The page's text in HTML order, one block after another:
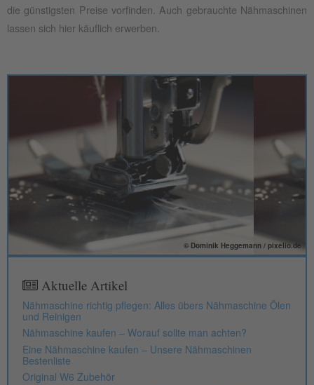
die günstigsten Preise vorfinden. Auch gebrauchte Nähmaschinen
lassen sich hier käuflich erwerben.
© Dominik Heggemann / pixelio.de
Aktuelle Artikel
Nähmaschine richtig pflegen: Alles übers Nähmaschine Ölen
und Reinigen
Nähmaschine kaufen – Worauf sollte man achten?
Eine Nähmaschine kaufen – Unsere Nähmaschinen
Bestenliste
Original W6 Zubehör